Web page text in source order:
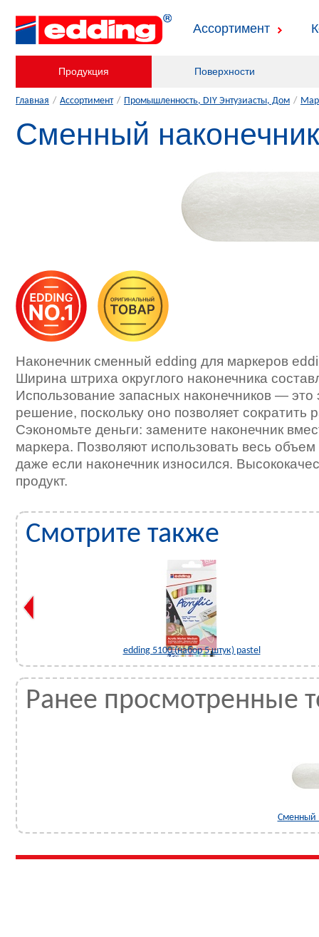
Ассортимент
Продукция Поверхности
Главная / Ассортимент / Промышленность, DIY Энтузиасты, Дом /
Сменный
Наконечник сменный edding для маркеров
Ширина штриха округлого наконечника
Использование запасных наконечников — это
решение, поскольку оно позволяет сократить
Сэкономьте деньги: замените наконечник
маркера. Позволяют использовать весь
даже если наконечник износился.
продукт.
Смотрите также
edding 5100 (набор 5 штук) pastel
Ранее просмотренные
Сменный